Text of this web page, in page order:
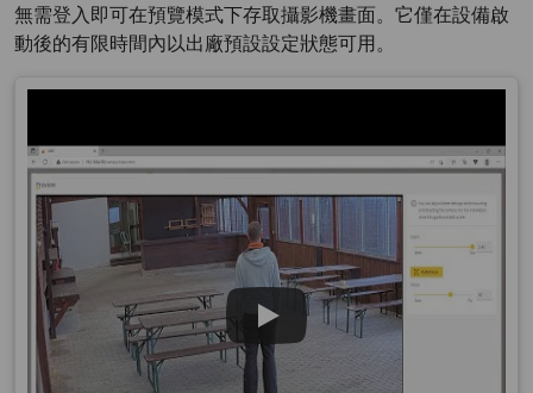
無需登入即可在預覽模式下存取攝影機畫面。它僅在設備啟
動後的有限時間內以出廠預設設定狀態可用。